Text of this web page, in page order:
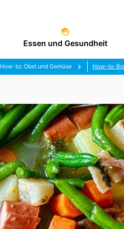
Essen und Gesundheit
How-to: Obst und Gemüse How-to: